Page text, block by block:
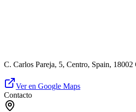
C. Carlos Pareja, 5, Centro, Spain, 18002
Ver en Google Maps
Contacto